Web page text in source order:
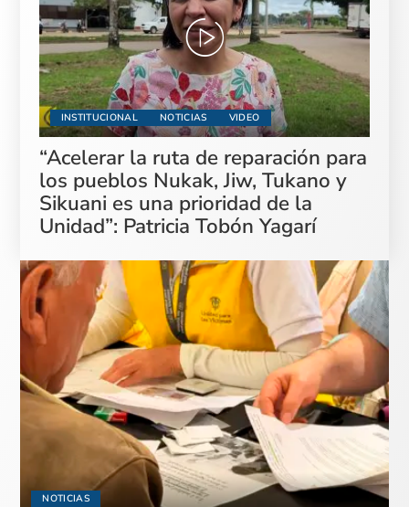
INSTITUCIONAL NOTICIAS VIDEO
“Acelerar la ruta de reparación para
los pueblos Nukak, Jiw, Tukano y
Sikuani es una prioridad de la
Unidad”: Patricia Tobón Yagarí
NOTICIAS